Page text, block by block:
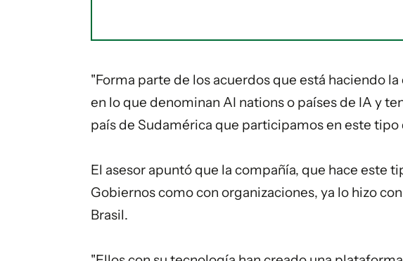
"Forma parte de los acuerdos que está haciendo
en lo que denominan AI nations o países de IA y
país de Sudamérica que participamos en este tipo
El asesor apuntó que la compañía, que hace este
Gobiernos como con organizaciones, ya lo hizo
Brasil.